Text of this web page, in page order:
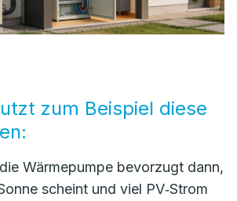
zum Beispiel diese
Wärmepumpe bevorzugt dann,
scheint und viel PV‑Strom